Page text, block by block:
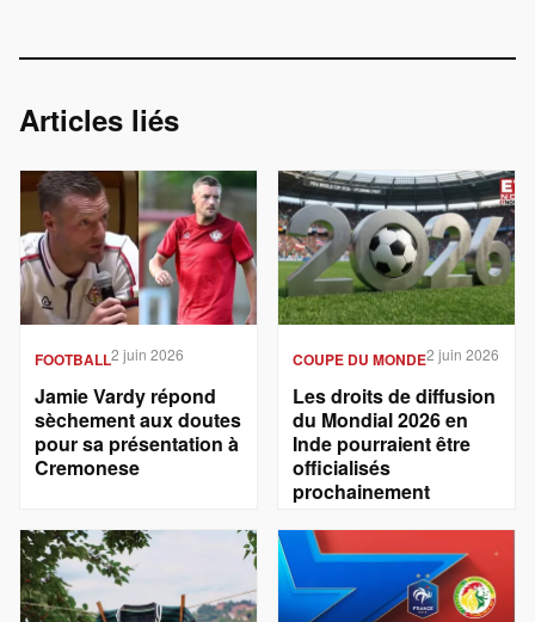
Articles liés
FOOTBALL2 juin 2026
Jamie Vardy répond
sèchement aux doutes
pour sa présentation à
Cremonese
COUPE DU MONDE2 juin 2026
Les droits de diffusion
du Mondial 2026 en
Inde pourraient être
officialisés
prochainement